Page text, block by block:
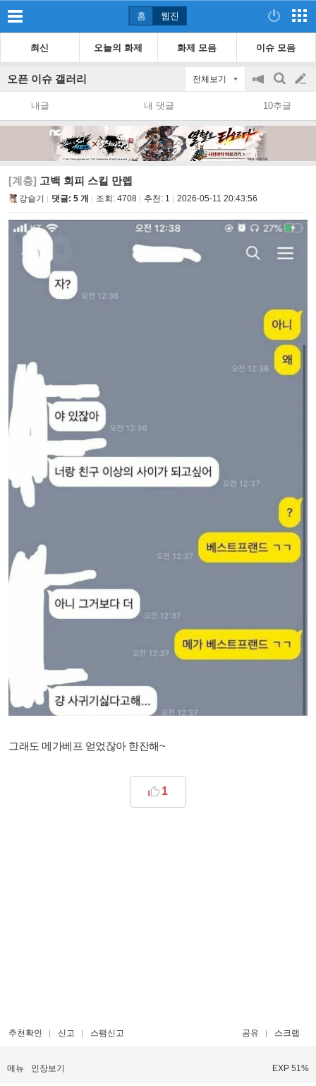
홈 웹진
최신 오늘의 화제 화제 모음 이슈 모음
오픈 이슈 갤러리 전체보기
공
지
on/off
검
색
글
쓰
내글 내 댓글 10추글
[계층] 고백 회피 스킬 만렙
강슬기 댓글: 5 개 조회: 4708 추천: 1 2026-05-11 20:43:56
그래도 메가베프 얻었잖아 한잔해~
1
추천확인 신고 스팸신고 공유 스크랩
메뉴 인장보기 EXP 51%